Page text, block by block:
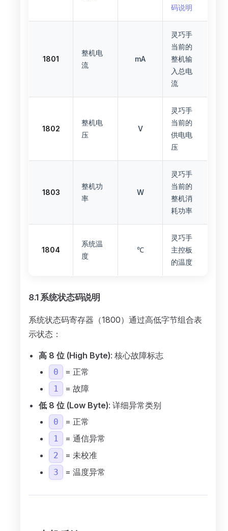
码说明
1801
整机电
流
mA
灵巧手
当前的
整机输
入总电
流
1802
整机电
压
V
灵巧手
当前的
供电电
压
1803
整机功
率
W
灵巧手
当前的
整机消
耗功率
1804
系统温
度
℃
灵巧手
主控板
的温度
8.1 系统状态码说明
系统状态码寄存器（1800）通过高低字节组合表
示状态：
高 8 位 (High Byte): 核心故障标志
0 = 正常
1
= 故障
低 8 位 (Low Byte): 详细异常类别
0 = 正常
1 = 通信异常
2 = 未校准
3 = 温度异常